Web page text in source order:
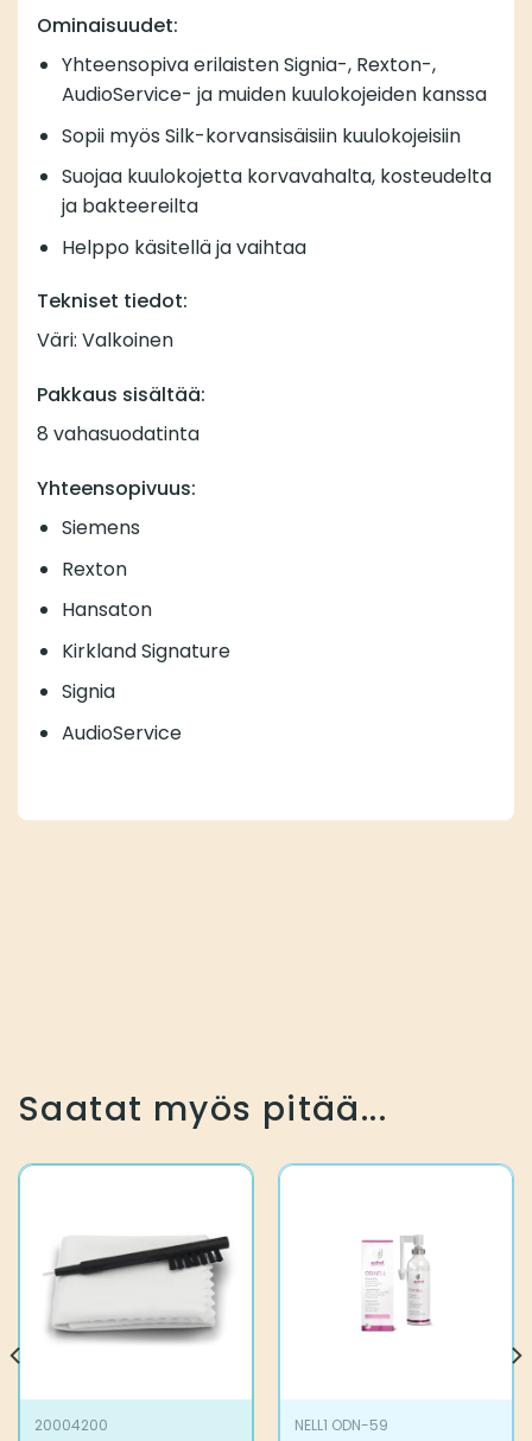
Ominaisuudet:
Yhteensopiva erilaisten Signia-, Rexton-,
AudioService- ja muiden kuulokojeiden kanssa
Sopii myös Silk-korvansisäisiin kuulokojeisiin
Suojaa kuulokojetta korvavahalta, kosteudelta
ja bakteereilta
Helppo käsitellä ja vaihtaa
Tekniset tiedot:
Väri: Valkoinen
Pakkaus sisältää:
8 vahasuodatinta
Yhteensopivuus:
Siemens
Rexton
Hansaton
Kirkland Signature
Signia
AudioService
Saatat myös pitää...
20004200 NELL1 ODN-59